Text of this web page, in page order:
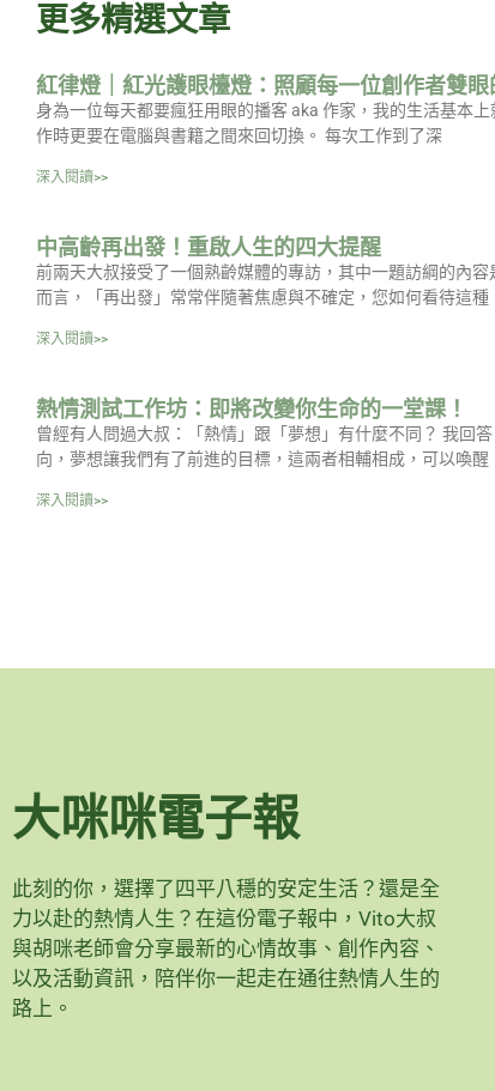
更多精選文章
紅律燈｜紅光護眼檯燈：照顧每一位創作者雙眼
身為一位每天都要瘋狂用眼的播客 aka 作家，我的生活基本
作時更要在電腦與書籍之間來回切換。 每次工作到了深
深入閱讀>>
中高齡再出發！重啟人生的四大提醒
前兩天大叔接受了一個熟齡媒體的專訪，其中一題訪綱的內
而言，「再出發」常常伴隨著焦慮與不確定，您如何看待這種
深入閱讀>>
熱情測試工作坊：即將改變你生命的一堂課！
曾經有人問過大叔：「熱情」跟「夢想」有什麼不同？ 我回
向，夢想讓我們有了前進的目標，這兩者相輔相成，可以喚醒
深入閱讀>>
大咪咪電子報
此刻的你，選擇了四平八穩的安定生活？還是全
力以赴的熱情人生？在這份電子報中，Vito大叔
與胡咪老師會分享最新的心情故事、創作內容、
以及活動資訊，陪伴你一起走在通往熱情人生的
路上。